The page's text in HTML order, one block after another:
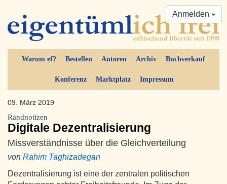
Warum ef? Bestellen Autoren Archiv Buchverkauf
Konferenz Marktplatz Impressum
Anmelden
09. März 2019
Randnotizen
Digitale Dezentralisierung
Missverständnisse über die Gleichverteilung
von Rahim Taghizadegan
Dezentralisierung ist eine der zentralen politischen